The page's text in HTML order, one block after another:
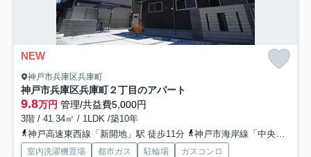
NEW
神戸市兵庫区兵庫町
神戸市兵庫区兵庫町２丁目のアパート
9.8万円 管理/共益費5,000円
3階 / 41.34㎡ / 1LDK /築10年
神戸高速東西線「新開地」駅 徒歩11分
神戸市海岸線「中央市場前」駅 徒歩12分
室内洗濯機置場 都市ガス 駐輪場
ガスコンロ